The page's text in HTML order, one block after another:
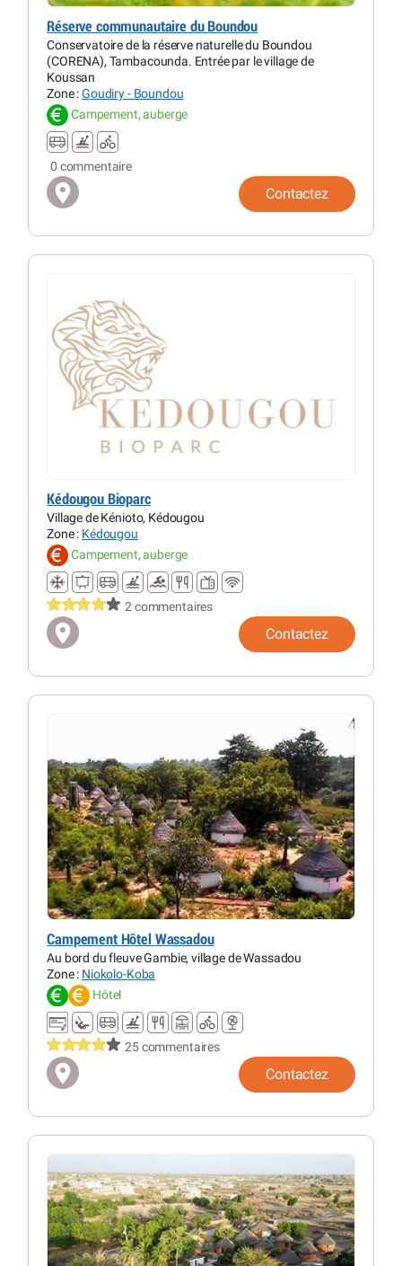
Réserve communautaire du Boundou
Conservatoire de la réserve naturelle du Boundou
(CORENA), Tambacounda. Entrée par le village de
Koussan
Zone :Goudiry - Boundou
Campement, auberge
0 commentaire
Contactez
Kédougou Bioparc
Village de Kénioto, Kédougou
Zone : Kédougou
Campement, auberge
2 commentaires
Contactez
Campement Hôtel Wassadou
Au bord du fleuve Gambie, village de Wassadou
Zone : Niokolo-Koba
Hôtel
25 commentaires
Contactez